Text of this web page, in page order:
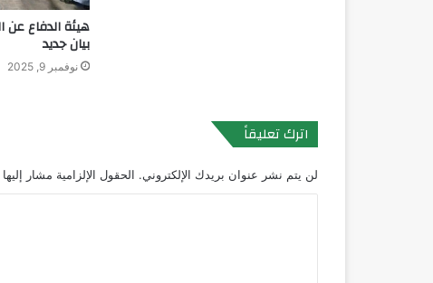
هيئة الدفاع
بيان جديد
نوفمبر 9, 2025
اترك تعليقاً
لن يتم نشر عنوان بريدك الإلكتروني. الحقول الإلزامية مشار إليها